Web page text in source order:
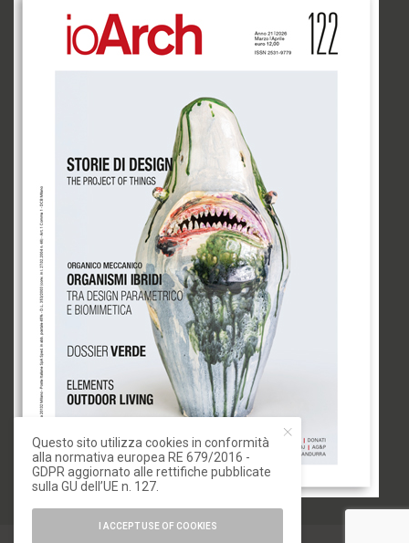
Questo sito utilizza cookies in conformità
alla normativa europea RE 679/2016 -
GDPR aggiornato alle rettifiche pubblicate
sulla GU dell’UE n. 127.
I ACCEPT USE OF COOKIES